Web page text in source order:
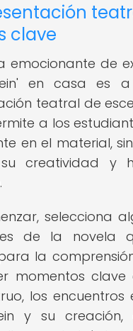
clave
emocionante de
en casa es
teatral de
a los
en el material,
creatividad y
selecciona
de la novela
la
momentos
los
y su